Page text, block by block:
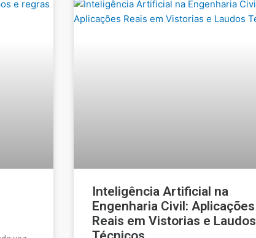
Inteligência Artificial na
Engenharia Civil: Aplicações
Reais em Vistorias e Laudos